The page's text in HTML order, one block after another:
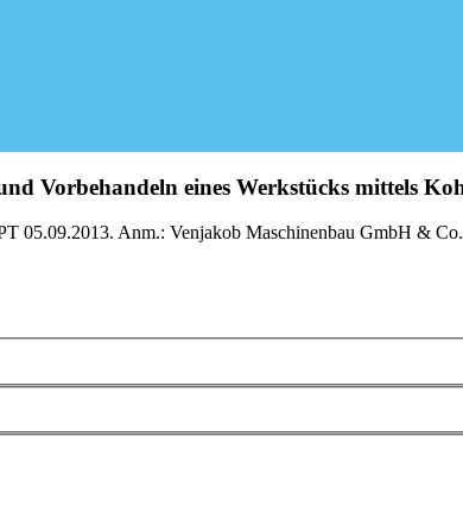
Vorbehandeln eines Werkstücks mittels
05.09.2013. Anm.: Venjakob Maschinenbau GmbH &